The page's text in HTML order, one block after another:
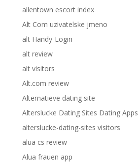
allentown escort index
Alt Com uzivatelske jmeno
alt Handy-Login
alt review
alt visitors
Alt.com review
Alternatieve dating site
Alterslucke Dating Sites Dating Apps
alterslucke-dating-sites visitors
alua cs review
Alua frauen app